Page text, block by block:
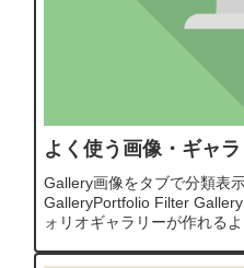
よく使う画像・ギャ
Gallery画像をタブで分類表
GalleryPortfolio Filter
ォリオギャラリーが作れる